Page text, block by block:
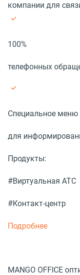
компании для
100%
телефонных
Специальное меню
для
Продукты:
#Виртуальная АТС
#Контакт-центр
Подробнее
MANGO OFFICE